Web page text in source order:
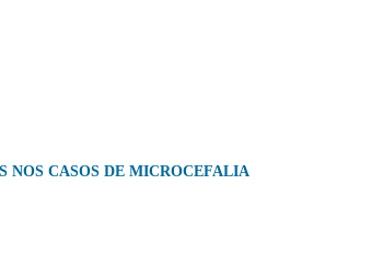
NOS CASOS DE MICROCEFALIA